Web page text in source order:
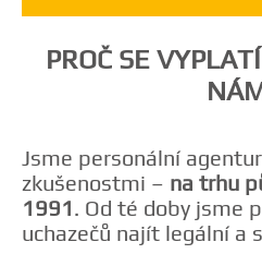
PROČ SE
Jsme personální
zkušenostmi – na trhu
1991. Od té doby jsme
uchazečů najít legální a